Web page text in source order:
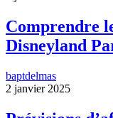
Comprendre
Disneyland
baptdelmas
2 janvier 2025